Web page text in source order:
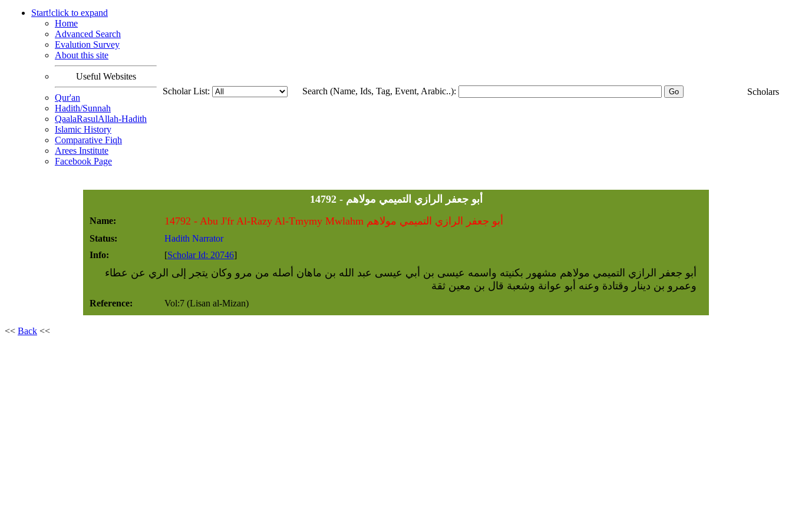
Start!click to expand
Home
Advanced Search
Evalution Survey
About this site
Useful Websites
Qur'an
Hadith/Sunnah
QaalaRasulAllah-Hadith
Islamic History
Comparative Fiqh
Arees Institute
Facebook Page
Scholar List: Search (Name, Ids, Tag, Event, Arabic..): Scholars
14792 - أبو جعفر الرازي التميمي مولاهم
Name: 14792 - Abu J'fr Al-Razy Al-Tmymy Mwlahm أبو جعفر الرازي التميمي مولاهم
Status:
Hadith Narrator
Info:
[Scholar Id: 20746]
أبو جعفر الرازي التميمي مولاهم مشهور بكنيته واسمه عيسى بن أبي عيسى عبد الله بن ماهان أصله من مرو وكان يتجر إلى الري عن عطاء
وعمرو بن دينار وقتادة وعنه أبو عوانة وشعبة قال بن معين ثقة
Reference: Vol:7 (Lisan al-Mizan)
<< Back <<